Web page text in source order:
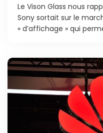
Le Vison Glass nous
Sony sortait sur le
« d’affichage » qui